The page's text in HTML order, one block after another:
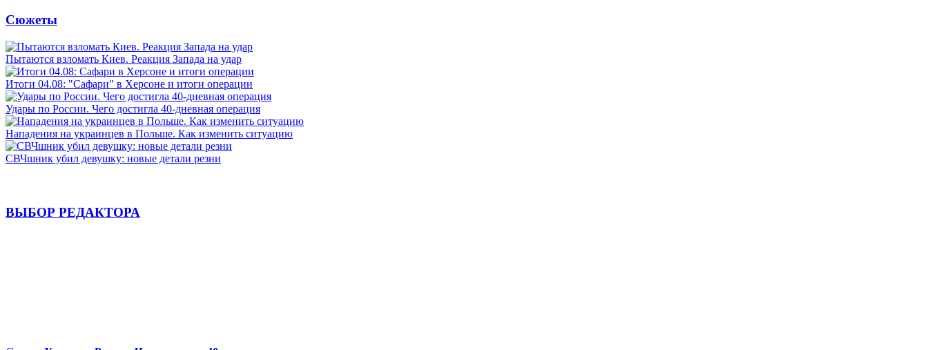
Сюжеты
Пытаются взломать Киев. Реакция Запада на удар
Итоги 04.08: "Сафари" в Херсоне и итоги операции
Удары по России. Чего достигла 40-дневная операция
Нападения на украинцев в Польше. Как изменить ситуацию
СВЧшник убил девушку: новые детали резни
ВЫБОР РЕДАКТОРА